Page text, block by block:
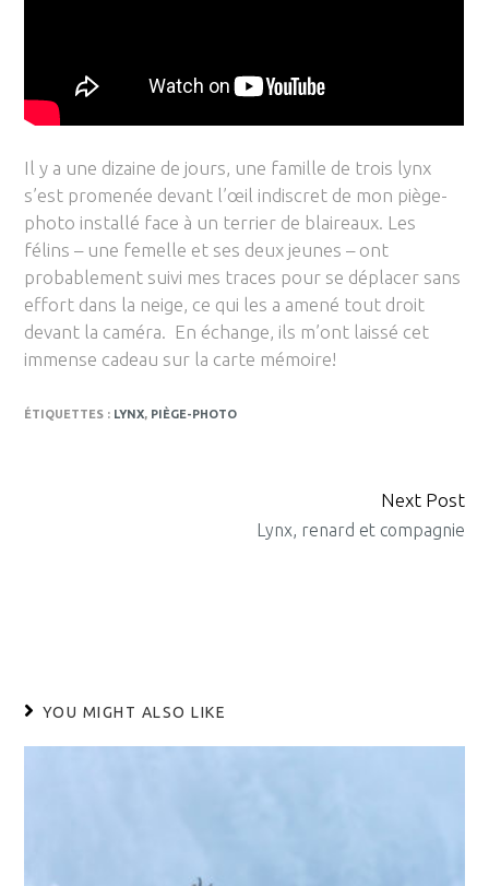
Il y a une dizaine de jours, une famille de trois lynx
s’est promenée devant l’œil indiscret de mon piège-
photo installé face à un terrier de blaireaux. Les
félins – une femelle et ses deux jeunes – ont
probablement suivi mes traces pour se déplacer sans
effort dans la neige, ce qui les a amené tout droit
devant la caméra. En échange, ils m’ont laissé cet
immense cadeau sur la carte mémoire!
ÉTIQUETTES : LYNX, PIÈGE-PHOTO
Next Post
Lynx, renard et compagnie
YOU MIGHT ALSO LIKE